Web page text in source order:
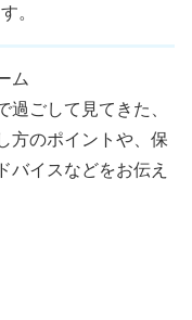
。
ム
過ごして見てきた、
方のポイントや、保
バイスなどをお伝え